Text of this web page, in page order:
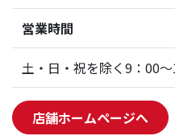
営業時間
土・日・祝を除く9：00
店舗ホームページへ